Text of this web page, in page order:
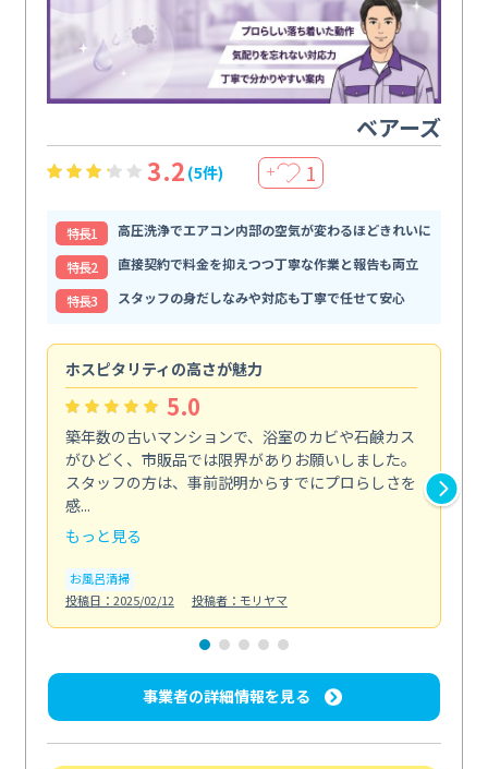
ベアーズ
3.2 (5件) ＋ 1
特⻑1
高圧洗浄でエアコン内部の空気が変わるほどきれいに
特⻑2
直接契約で料金を抑えつつ丁寧な作業と報告も両立
特⻑3
スタッフの身だしなみや対応も丁寧で任せて安心
ホスピタリティの高さが魅力
5.0
築年数の古いマンションで、浴室のカビや石鹸カス
がひどく、市販品では限界がありお願いしました。
スタッフの方は、事前説明からすでにプロらしさを
感...
もっと見る
お風呂清掃
投稿日：2025/02/12
投稿者：モリヤマ
事業者の詳細情報を見る